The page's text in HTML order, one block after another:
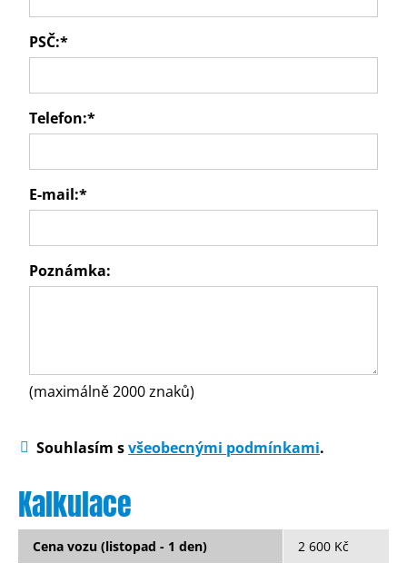
PSČ:*
Telefon:*
E-mail:*
Poznámka:
(maximálně 2000 znaků)
Souhlasím svšeobecnými podmínkami.
Kalkulace
Cena vozu (listopad - 1 den)
2 600 Kč